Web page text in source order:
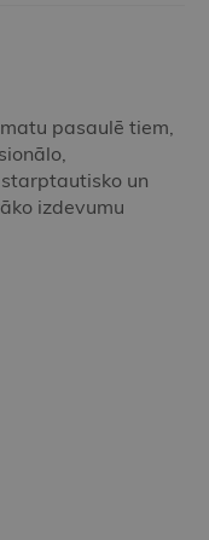
pasaulē tiem,
un
izdevumu